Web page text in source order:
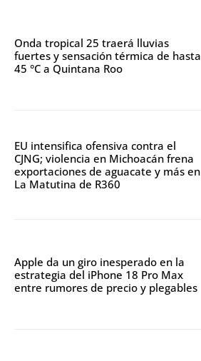
Onda tropical 25 traerá lluvias
fuertes y sensación térmica de hasta
45 °C a Quintana Roo
EU intensifica ofensiva contra el
CJNG; violencia en Michoacán frena
exportaciones de aguacate y más en
La Matutina de R360
Apple da un giro inesperado en la
estrategia del iPhone 18 Pro Max
entre rumores de precio y plegables